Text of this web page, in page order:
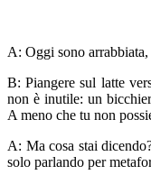
A: Oggi sono
B: Piangere sul latte
non è inutile: un
A meno che tu non
A: Ma cosa stai
solo parlando per